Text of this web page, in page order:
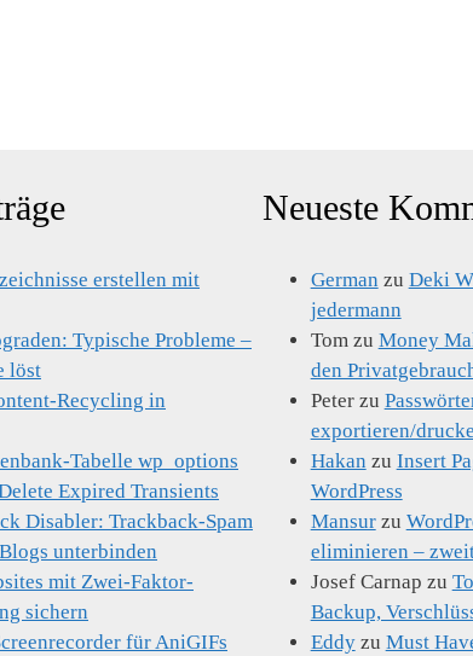
erstellen mit
Typische Probleme –
löst
Recycling in
Tabelle wp_options
Expired Transients
Disabler: Trackback-Spam
unterbinden
mit Zwei-Faktor-
sichern
für AniGIFs
Neueste
German zu Deki
jedermann
Tom zu Money
den
Peterzu
exportieren/
Hakan zu Insert
WordPress
Mansurzu
eliminieren –
Josef Carnap zu
Backup,
Eddyzu Must